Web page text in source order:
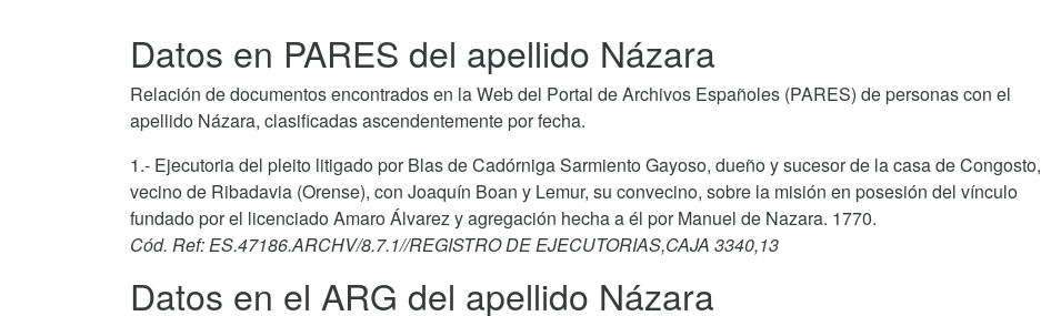
Datos en PARES del apellido Názara
Relación de documentos encontrados en la Web del Portal de Archivos Españoles (PARES) de personas con el
apellido Názara, clasificadas ascendentemente por fecha.
1.- Ejecutoria del pleito litigado por Blas de Cadórniga Sarmiento Gayoso, dueño y sucesor de la casa de Congosto,
vecino de Ribadavia (Orense), con Joaquín Boan y Lemur, su convecino, sobre la misión en posesión del vínculo
fundado por el licenciado Amaro Álvarez y agregación hecha a él por Manuel de Nazara. 1770.
Cód. Ref: ES.47186.ARCHV/8.7.1//REGISTRO DE EJECUTORIAS,CAJA 3340,13
Datos en el ARG del apellido Názara